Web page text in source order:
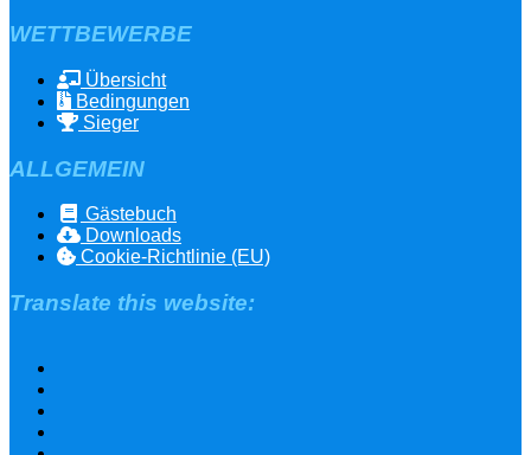
WETTBEWERBE
Übersicht
Bedingungen
Sieger
ALLGEMEIN
Gästebuch
Downloads
Cookie-Richtlinie (EU)
Translate this website: